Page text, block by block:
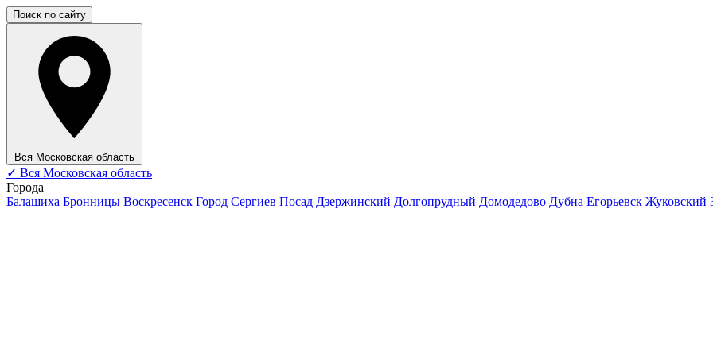
Поиск по сайту
Вся Московская область
✓ Вся Московская область
Города
Балашиха Бронницы Воскресенск Город Сергиев Посад Дзержинский Долгопрудный Домодедово Дубна Егорьевск Жуковский